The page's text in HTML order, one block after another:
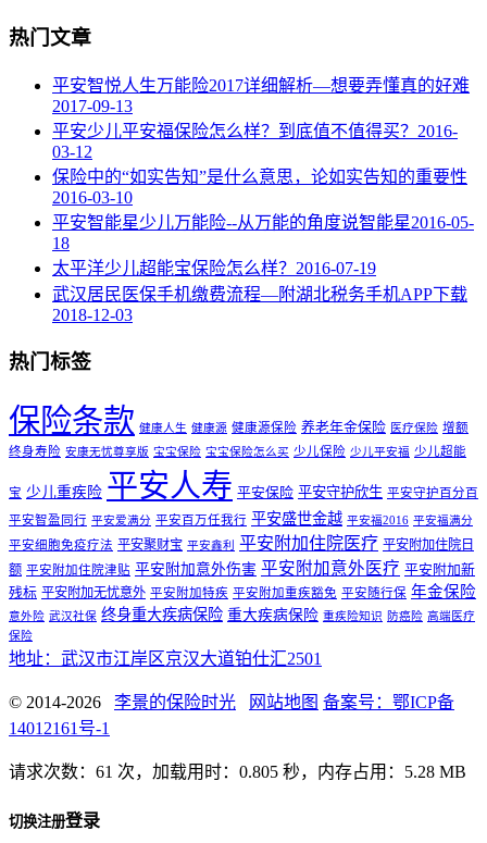
热门文章
平安智悦人生万能险2017详细解析—想要弄懂真的好难
2017-09-13
平安少儿平安福保险怎么样？到底值不值得买？ 2016-
03-12
保险中的“如实告知”是什么意思，论如实告知的重要性
2016-03-10
平安智能星少儿万能险--从万能的角度说智能星2016-05-
18
太平洋少儿超能宝保险怎么样？ 2016-07-19
武汉居民医保手机缴费流程—附湖北税务手机APP下载
2018-12-03
热门标签
保险条款 健康人生 健康源 健康源保险 养老年金保险 医疗保险 增额
终身寿险 安康无忧尊享版 宝宝保险 宝宝保险怎么买 少儿保险 少儿平安福 少儿超能
宝 少儿重疾险 平安人寿 平安保险 平安守护欣生 平安守护百分百
平安智盈同行 平安爱满分 平安百万任我行 平安盛世金越 平安福2016 平安福满分
平安细胞免疫疗法 平安聚财宝 平安鑫利 平安附加住院医疗 平安附加住院日
额 平安附加住院津贴 平安附加意外伤害 平安附加意外医疗 平安附加新
残标 平安附加无忧意外 平安附加特疾 平安附加重疾豁免 平安随行保 年金保险
意外险 武汉社保 终身重大疾病保险 重大疾病保险 重疾险知识 防癌险 高端医疗
保险
地址：武汉市江岸区京汉大道铂仕汇2501
© 2014-2026 李景的保险时光 网站地图 备案号：鄂ICP备
14012161号-1
请求次数：61 次，加载用时：0.805 秒，内存占用：5.28 MB
切换注册登录